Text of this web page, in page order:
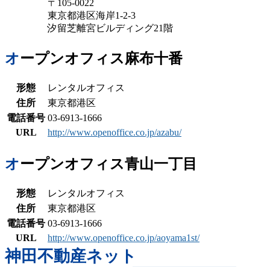
〒105-0022
東京都港区海岸1-2-3
汐留芝離宮ビルディング21階
オープンオフィス麻布十番
形態
レンタルオフィス
住所
東京都港区
電話番号 03-6913-1666
URL
http://www.openoffice.co.jp/azabu/
オープンオフィス青山一丁目
形態
レンタルオフィス
住所
東京都港区
電話番号 03-6913-1666
URL
http://www.openoffice.co.jp/aoyama1st/
神田不動産ネット